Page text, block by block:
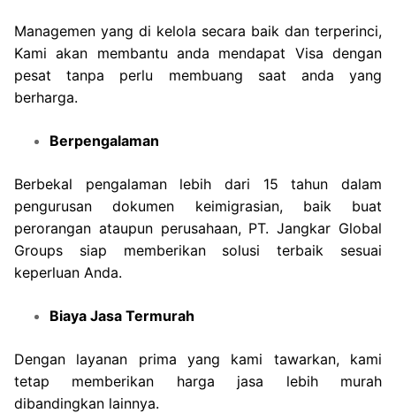
Managemen yang di kelola secara baik dan terperinci,
Kami akan membantu anda mendapat Visa dengan
pesat tanpa perlu membuang saat anda yang
berharga.
Berpengalaman
Berbekal pengalaman lebih dari 15 tahun dalam
pengurusan dokumen keimigrasian, baik buat
perorangan ataupun perusahaan, PT. Jangkar Global
Groups siap memberikan solusi terbaik sesuai
keperluan Anda.
Biaya Jasa Termurah
Dengan layanan prima yang kami tawarkan, kami
tetap memberikan harga jasa lebih murah
dibandingkan lainnya.